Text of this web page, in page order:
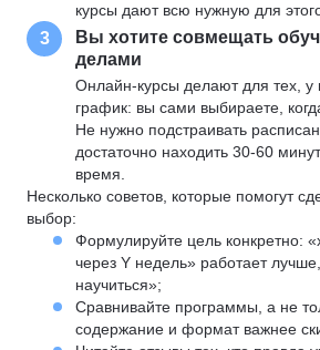
курсы дают всю нужную для
3
Вы хотите совмещать
делами
Онлайн-курсы делают для тех, у
график: вы сами выбираете,
Не нужно подстраивать
достаточно находить 30-60
время.
Несколько советов, которые помогут
выбор:
Формулируйте цель конкретно:
через Y недель» работает
научиться»;
Сравнивайте программы, а не
содержание и формат важнее